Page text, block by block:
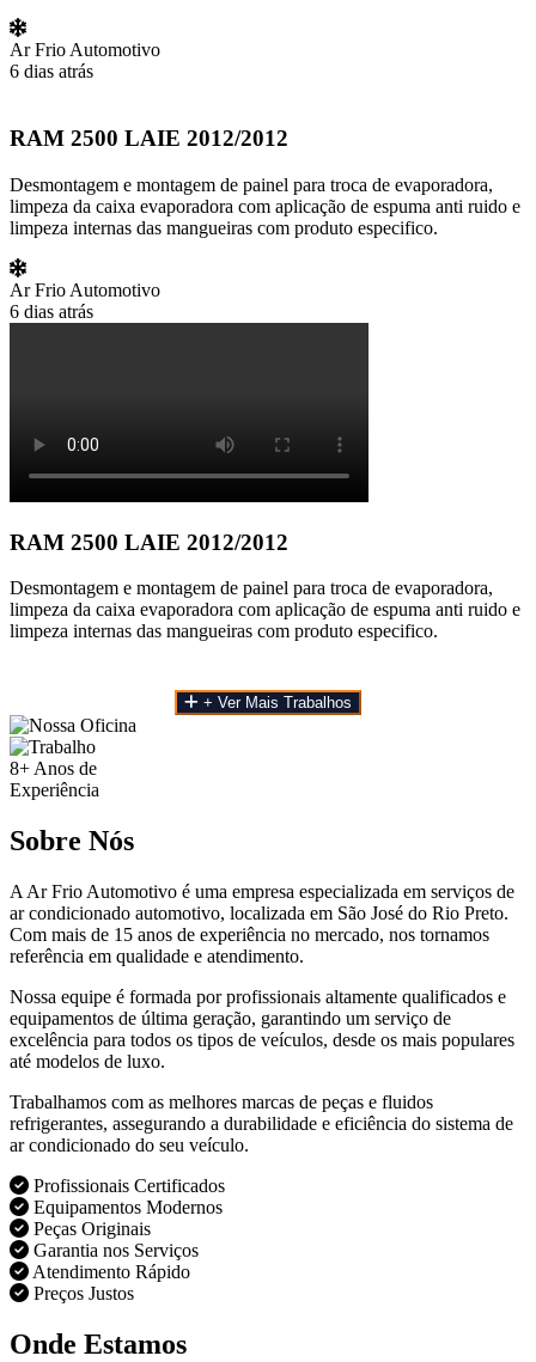
Ar Frio Automotivo
6 dias atrás
RAM 2500 LAIE 2012/2012
Desmontagem e montagem de painel para troca de evaporadora,
limpeza da caixa evaporadora com aplicação de espuma anti ruido e
limpeza internas das mangueiras com produto especifico.
Ar Frio Automotivo
6 dias atrás
RAM 2500 LAIE 2012/2012
Desmontagem e montagem de painel para troca de evaporadora,
limpeza da caixa evaporadora com aplicação de espuma anti ruido e
limpeza internas das mangueiras com produto especifico.
+ Ver Mais Trabalhos
8+Anos de
Experiência
Sobre Nós
A Ar Frio Automotivo é uma empresa especializada em serviços de
ar condicionado automotivo, localizada em São José do Rio Preto.
Com mais de 15 anos de experiência no mercado, nos tornamos
referência em qualidade e atendimento.
Nossa equipe é formada por profissionais altamente qualificados e
equipamentos de última geração, garantindo um serviço de
excelência para todos os tipos de veículos, desde os mais populares
até modelos de luxo.
Trabalhamos com as melhores marcas de peças e fluidos
refrigerantes, assegurando a durabilidade e eficiência do sistema de
ar condicionado do seu veículo.
Profissionais Certificados
Equipamentos Modernos
Peças Originais
Garantia nos Serviços
Atendimento Rápido
Preços Justos
Onde Estamos